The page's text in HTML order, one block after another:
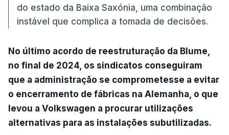
do estado da Baixa Saxónia, uma combinação
instável que complica a tomada de decisões.
No último acordo de reestruturação da Blume,
no final de 2024, os sindicatos conseguiram
que a administração se comprometesse a evitar
o encerramento de fábricas na Alemanha, o que
levou a Volkswagen a procurar utilizações
alternativas para as instalações subutilizadas.